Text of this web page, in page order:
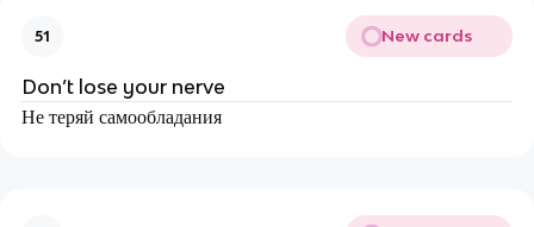
51 New cards
Don’t lose your nerve
Не теряй самообладания